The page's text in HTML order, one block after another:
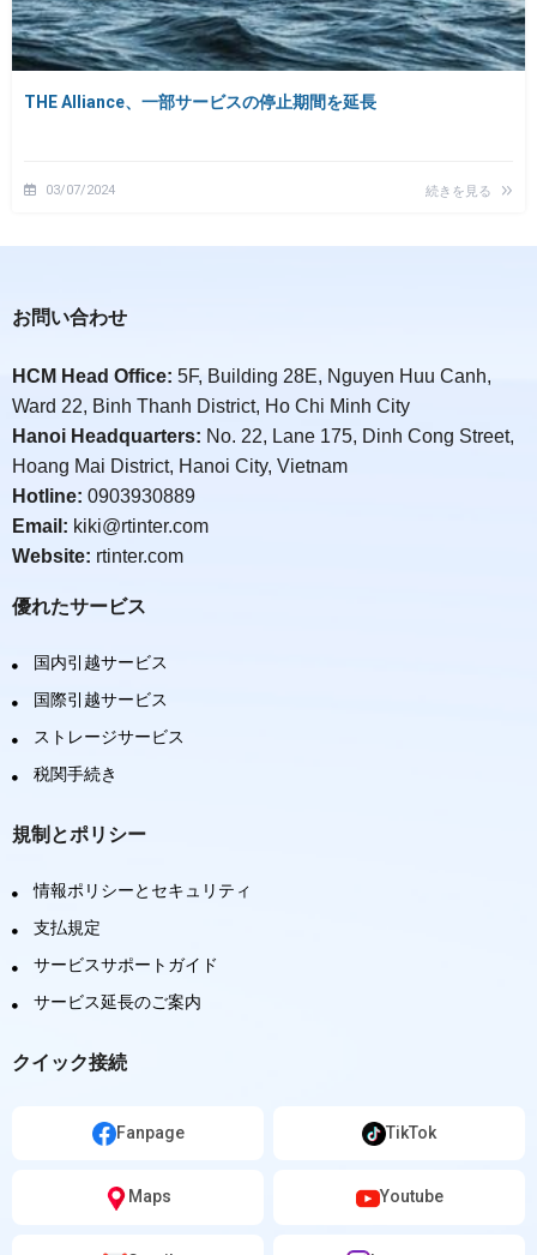
THE Alliance、一部サービスの停止期間を延長
03/07/2024 続きを見る
お問い合わせ
HCM Head Office: 5F, Building 28E, Nguyen Huu Canh,
Ward 22, Binh Thanh District, Ho Chi Minh City
Hanoi Headquarters: No. 22, Lane 175, Dinh Cong Street,
Hoang Mai District, Hanoi City, Vietnam
Hotline: 0903930889
Email: kiki@rtinter.com
Website: rtinter.com
優れたサービス
国内引越サービス
国際引越サービス
ストレージサービス
税関手続き
規制とポリシー
情報ポリシーとセキュリティ
支払規定
サービスサポートガイド
サービス延長のご案内
クイック接続
Fanpage TikTok
Maps Youtube